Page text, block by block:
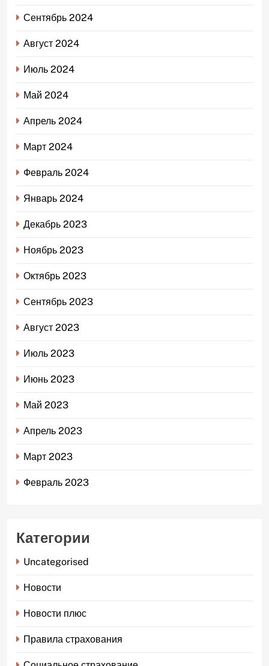
Сентябрь 2024
Август 2024
Июль 2024
Май 2024
Апрель 2024
Март 2024
Февраль 2024
Январь 2024
Декабрь 2023
Ноябрь 2023
Октябрь 2023
Сентябрь 2023
Август 2023
Июль 2023
Июнь 2023
Май 2023
Апрель 2023
Март 2023
Февраль 2023
Категории
Uncategorised
Новости
Новости плюс
Правила страхования